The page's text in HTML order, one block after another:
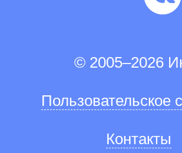
© 2005–2026
Пользовательское
Контакты